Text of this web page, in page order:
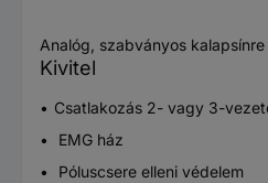
Analóg, szabványos
Kivitel
Csatlakozás 2- vagy 3-
EMG ház
Póluscsere elleni védelem